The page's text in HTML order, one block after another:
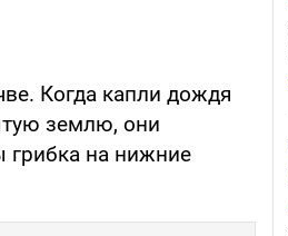
Когда капли дождя
землю, они
грибка на нижние